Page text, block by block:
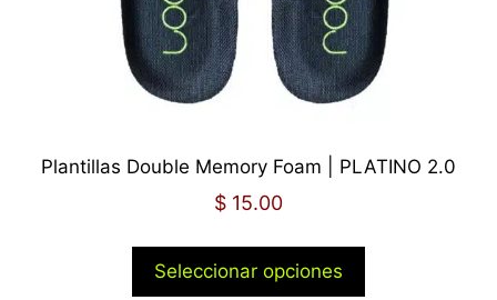
Plantillas Double Memory Foam | PLATINO 2.0
$ 15.00
Seleccionar opciones